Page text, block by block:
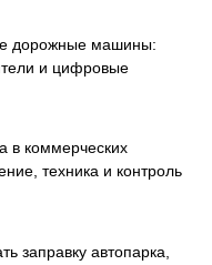
дорожные машины:
и цифровые
в коммерческих
техника и контроль
заправку автопарка,